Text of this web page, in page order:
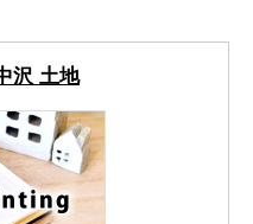
沢 土地